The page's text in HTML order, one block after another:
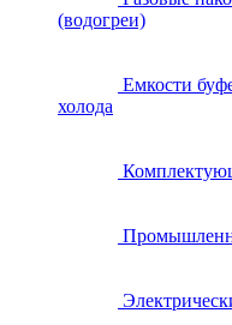
(водогреи)
Емкости
холода